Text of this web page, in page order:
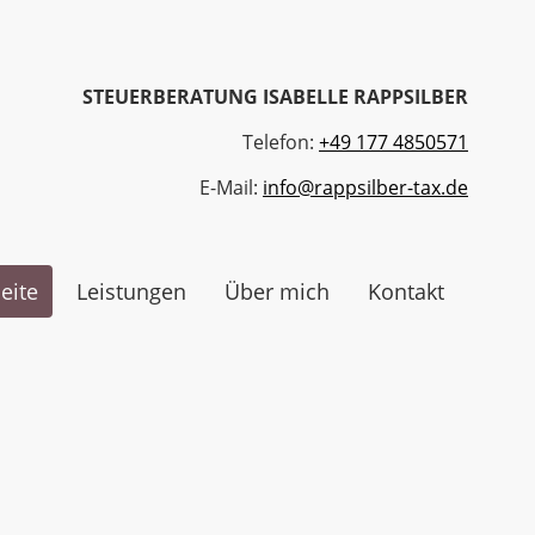
STEUERBERATUNG ISABELLE RAPPSILBER
Telefon: +49 177 4850571
E-Mail: info@rappsilber-tax.de
Leistungen Über mich Kontakt